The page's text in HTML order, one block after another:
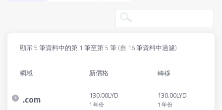
顯示 5 筆資料中的第 1 筆至第 5 筆 (自 16 筆資料中過濾)
網域 新價格 轉移
.com 130.00LYD
1 年份
130.00LYD
1 年份